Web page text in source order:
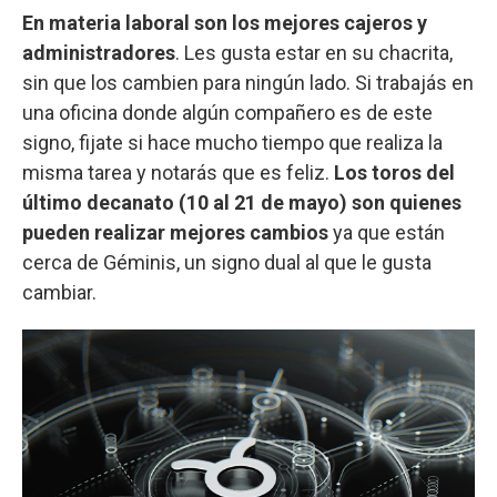
En materia laboral son los mejores cajeros y
administradores. Les gusta estar en su chacrita,
sin que los cambien para ningún lado. Si trabajás en
una oficina donde algún compañero es de este
signo, fijate si hace mucho tiempo que realiza la
misma tarea y notarás que es feliz. Los toros del
último decanato (10 al 21 de mayo) son quienes
pueden realizar mejores cambiosya que están
cerca de Géminis, un signo dual al que le gusta
cambiar.